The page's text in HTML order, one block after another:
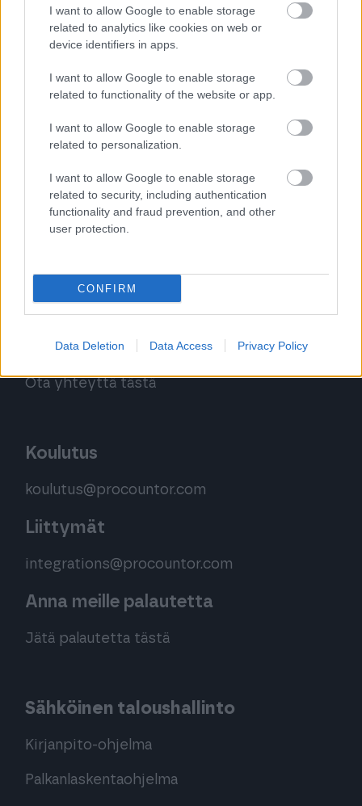
I want to allow Google to enable storage
related to analytics like cookies on web or
device identifiers in apps.
I want to allow Google to enable storage
related to functionality of the website or app.
I want to allow Google to enable storage
related to personalization.
I want to allow Google to enable storage
related to security, including authentication
functionality and fraud prevention, and other
user protection.
CONFIRM
Data Deletion Data Access Privacy Policy
Jätä tukipyyntö tästä
020 7879 840
Palvelemme sinua puhelimitse:
ma-pe klo 8:30-12:00
(yhteydenottoja käsitellään klo 16 asti)
Laskutus ja tilausmuutokset
Jos asiasi koskee Finagon yrityksellesi
Palvelemme sinua puhelimitse
ma – pe klo 9.00–12.00 (yhteydenottoja
käsitellään klo 16 asti)
Puh. 020 785 1390
Ota yhteyttä tästä
Koulutus
koulutus@procountor.com
Liittymät
integrations@procountor.com
Anna meille palautetta
Jätä palautetta tästä
Sähköinen taloushallinto
Kirjanpito-ohjelma
Palkanlaskentaohjelma